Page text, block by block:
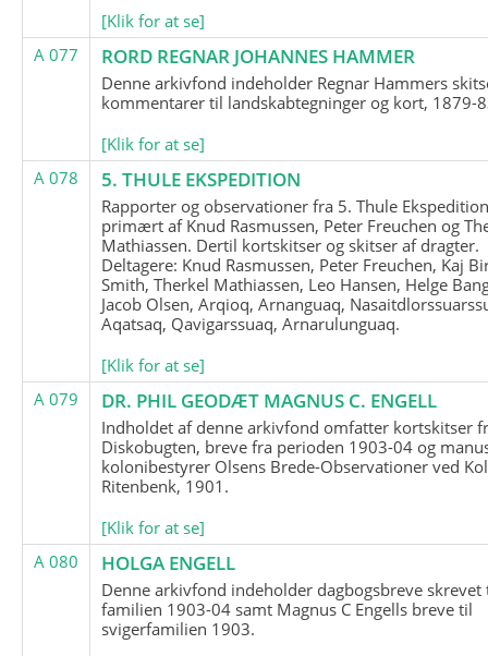
[Klik for at se]
A 077
RORD REGNAR JOHANNES HAMMER
Denne arkivfond indeholder Regnar Hammers
kommentarer til landskabtegninger og kort, 1879-
[Klik for at se]
A 078
5. THULE EKSPEDITION
Rapporter og observationer fra 5. Thule
primært af Knud Rasmussen, Peter Freuchen og
Mathiassen. Dertil kortskitser og skitser af dragter.
Deltagere: Knud Rasmussen, Peter Freuchen, Kaj
Smith, Therkel Mathiassen, Leo Hansen, Helge
Jacob Olsen, Arqioq, Arnanguaq,
Aqatsaq, Qavigarssuaq, Arnarulunguaq.
[Klik for at se]
A 079
DR. PHIL GEODÆT MAGNUS C. ENGELL
Indholdet af denne arkivfond omfatter kortskitser
Diskobugten, breve fra perioden 1903-04 og
kolonibestyrer Olsens Brede-Observationer ved
Ritenbenk, 1901.
[Klik for at se]
A 080
HOLGA ENGELL
Denne arkivfond indeholder dagbogsbreve skrevet
familien 1903-04 samt Magnus C Engells breve til
svigerfamilien 1903.